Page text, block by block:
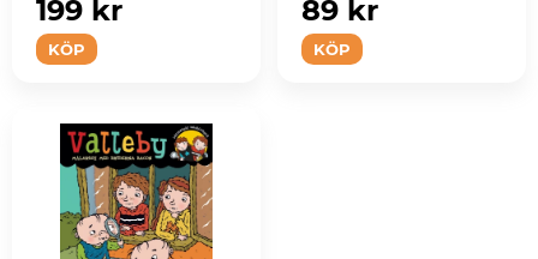
KÖP
199 kr
KÖP
89 kr